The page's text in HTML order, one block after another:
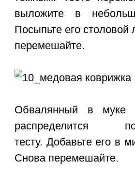
выложите в
Посыпьте его столовой
перемешайте.
Обвалянный в муке
распределится
тесту. Добавьте его в
Снова перемешайте.